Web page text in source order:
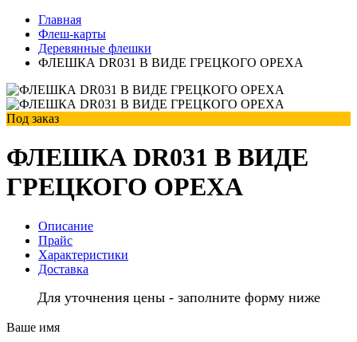
Главная
Флеш-карты
Деревянные флешки
ФЛЕШКА DR031 В ВИДЕ ГРЕЦКОГО ОРЕХА
Под заказ
ФЛЕШКА DR031 В ВИДЕ
ГРЕЦКОГО ОРЕХА
Описание
Прайс
Характеристики
Доставка
Для уточнения цены - заполните форму ниже
Ваше имя